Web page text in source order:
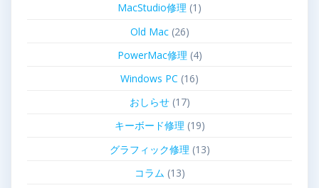
MacStudio修理 (1)
Old Mac(26)
PowerMac修理 (4)
Windows PC (16)
おしらせ(17)
キーボード修理 (19)
グラフィック修理 (13)
コラム (13)